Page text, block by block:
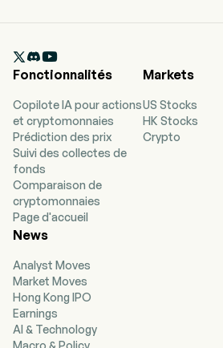

Fonctionnalités
Copilote IA pour actions
et cryptomonnaies
Prédiction des prix
Suivi des collectes de
fonds
Comparaison de
cryptomonnaies
Page d'accueil
Markets
US Stocks
HK Stocks
Crypto
News
Analyst Moves
Market Moves
Hong Kong IPO
Earnings
AI & Technology
Macro & Policy